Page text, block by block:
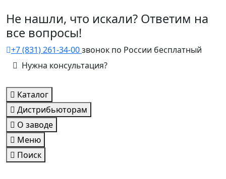
Не нашли, что искали? Ответим на
все вопросы!
+7 (831) 261-34-00звонок по России бесплатный
Нужна консультация?
Каталог
Дистрибьюторам
О заводе
Меню
Поиск